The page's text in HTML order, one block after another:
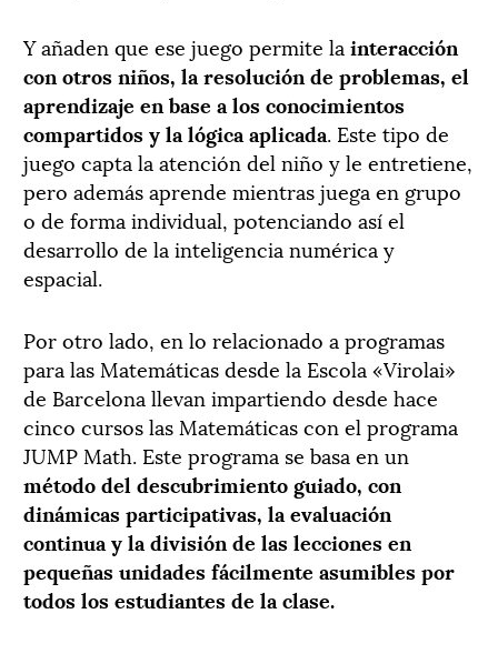
Y añaden que ese juego permite la interacción
con otros niños, la resolución de problemas, el
aprendizaje en base a los conocimientos
compartidos y la lógica aplicada. Este tipo de
juego capta la atención del niño y le entretiene,
pero además aprende mientras juega en grupo
o de forma individual, potenciando así el
desarrollo de la inteligencia numérica y
espacial.
Por otro lado, en lo relacionado a programas
para las Matemáticas desde la Escola «Virolai»
de Barcelona llevan impartiendo desde hace
cinco cursos las Matemáticas con el programa
JUMP Math. Este programa se basa en un
método del descubrimiento guiado, con
dinámicas participativas, la evaluación
continua y la división de las lecciones en
pequeñas unidades fácilmente asumibles por
todos los estudiantes de la clase.